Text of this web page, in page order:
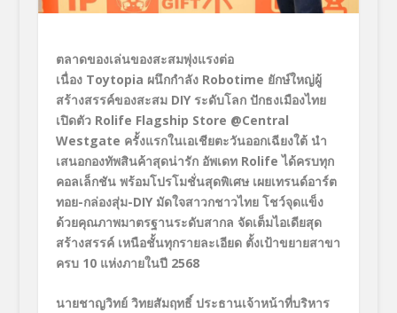
ตลาดของเล่นของสะสมพุ่งแรงต่อ
เนื่อง Toytopia ผนึกกำลัง Robotime ยักษ์ใหญ่ผู้
สร้างสรรค์ของสะสม DIY ระดับโลก ปักธงเมืองไทย
เปิดตัว Rolife Flagship Store @Central
Westgate ครั้งแรกในเอเชียตะวันออกเฉียงใต้ นำ
เสนอกองทัพสินค้าสุดน่ารัก อัพเดท Rolifeได้ครบทุก
คอลเล็กชัน พร้อมโปรโมชั่นสุดพิเศษ เผยเทรนด์อาร์ต
ทอย-กล่องสุ่ม-DIY มัดใจสาวกชาวไทย โชว์จุดแข็ง
ด้วยคุณภาพมาตรฐานระดับสากล จัดเต็มไอเดียสุด
สร้างสรรค์ เหนือชั้นทุกรายละเอียด ตั้งเป้าขยายสาขา
ครบ 10 แห่งภายในปี 2568
นายชาญวิทย์ วิทยสัมฤทธิ์ ประธานเจ้าหน้าที่บริหาร